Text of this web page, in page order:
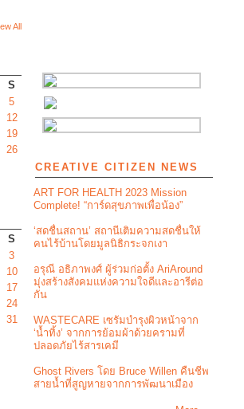
All
S
5
12
19
26
S
3
10
17
24
31
CREATIVE CITIZEN NEWS
ART FOR HEALTH 2023 Mission
Complete! “การ์ดสุขภาพเพื่อน้อง”
‘สดชื่นสถาน’ สถานีเติมความสดชื่นให้
คนไร้บ้านโดยมูลนิธิกระจกเงา
อรุณี อธิภาพงศ์ ผู้ร่วมก่อตั้ง AriAround
มุ่งสร้างสังคมแห่งความใจดีและอารีต่อ
กัน
WASTECARE เซรัมบำรุงผิวหน้าจาก
‘น้ำทิ้ง’ จากการย้อมผ้าด้วยครามที่
ปลอดภัยไร้สารเคมี
Ghost Rivers โดย Bruce Willen คืนชีพ
สายน้ำที่สูญหายจากการพัฒนาเมือง